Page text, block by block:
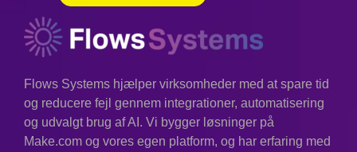
Flows Systems hjælper virksomheder med at spare tid
og reducere fejl gennem integrationer, automatisering
og udvalgt brug af AI. Vi bygger løsninger på
Make.com og vores egen platform, og har erfaring med